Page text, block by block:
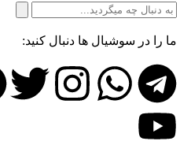
در سوشیال ها دنبال کنید: